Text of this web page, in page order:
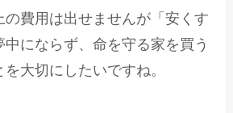
の費用は出せませんが「安くす
中にならず、命を守る家を買う
大切にしたいですね。